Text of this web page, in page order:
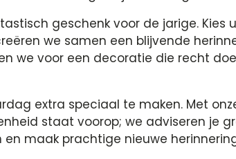
geschenk voor de jarige. Kies
we samen een blijvende
we voor een decoratie die recht
extra speciaal te maken. Met
staat voorop; we adviseren je
maak prachtige nieuwe